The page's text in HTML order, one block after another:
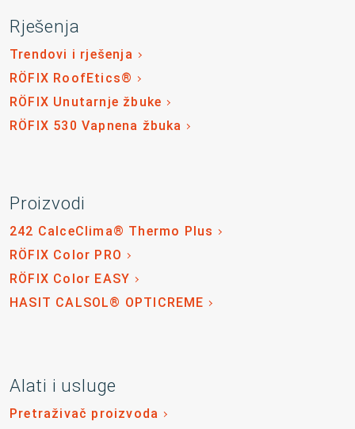
Rješenja
Trendovi i rješenja
RÖFIX RoofEtics®
RÖFIX Unutarnje žbuke
RÖFIX 530 Vapnena žbuka
Proizvodi
242 CalceClima® Thermo Plus
RÖFIX Color PRO
RÖFIX Color EASY
HASIT CALSOL® OPTICREME
Alati i usluge
Pretraživač proizvoda